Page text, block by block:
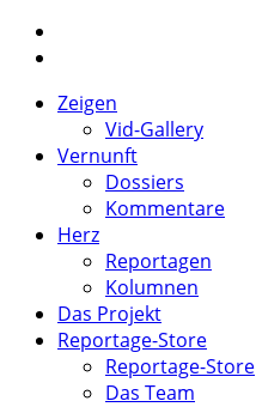
Zeigen
Vid-Gallery
Vernunft
Dossiers
Kommentare
Herz
Reportagen
Kolumnen
Das Projekt
Reportage-Store
Reportage-Store
Das Team